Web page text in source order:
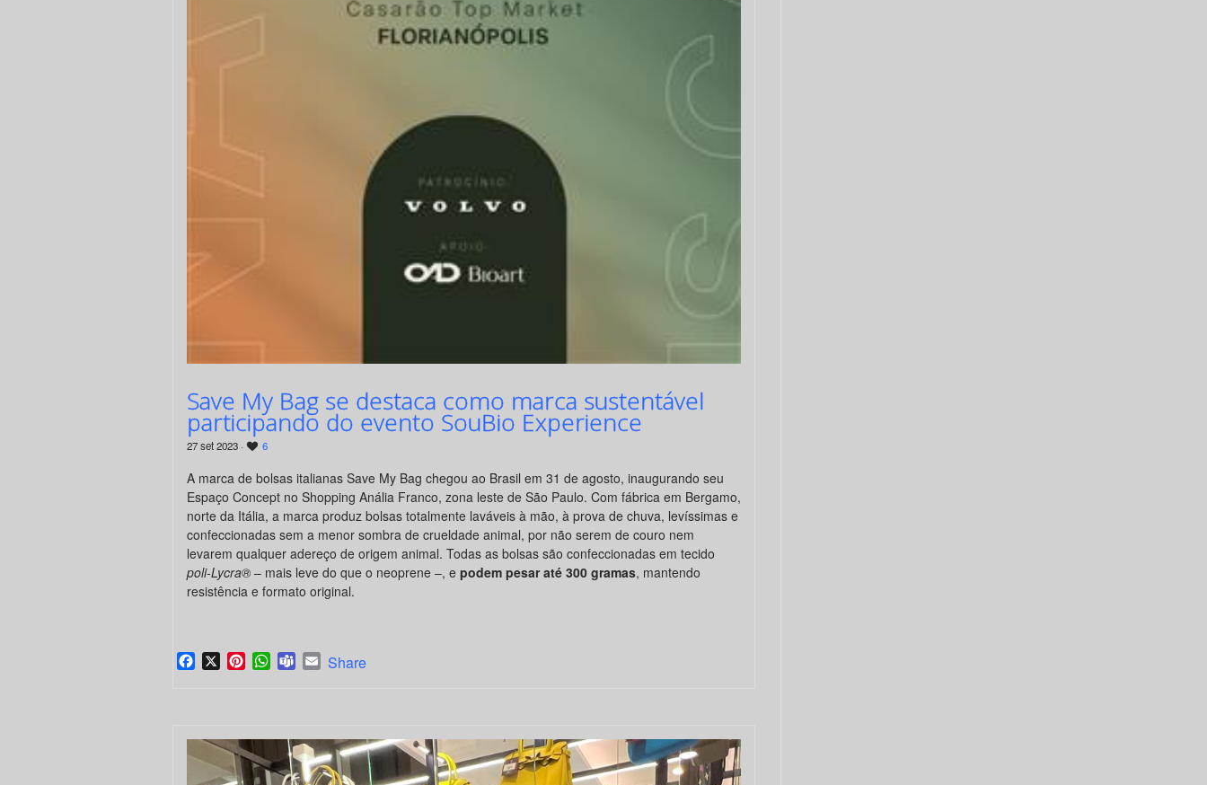
Save My Bag se destaca como marca sustentável
participando do evento SouBio Experience
27 set 2023 · 6
A marca de bolsas italianas Save My Bag chegou ao Brasil em 31 de agosto, inaugurando seu
Espaço Concept no Shopping Anália Franco, zona leste de São Paulo. Com fábrica em Bergamo,
norte da Itália, a marca produz bolsas totalmente laváveis à mão, à prova de chuva, levíssimas e
confeccionadas sem a menor sombra de crueldade animal, por não serem de couro nem
levarem qualquer adereço de origem animal. Todas as bolsas são confeccionadas em tecido
poli-Lycra® – mais leve do que o neoprene –, e podem pesar até 300 gramas, mantendo
resistência e formato original.
Facebook
X PinterestWhatsApp
TeamsEmail
Share